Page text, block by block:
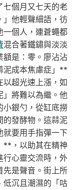
七個月又七天的老
」他輕聲細語，彷
一個人，連蒼蠅都
混合著鐵鏽與淡淡
額是：零。廖沾沾
泥成本焦慮症」**
以超光速上漲，如
」將難以為繼。他
小銀勺，從缸底撈
的發酵物。這蒜泥
就要用手指彈一下
**，以助其在精神
行心靈交流時，外
先是聲音。街上所
低沉且潮濕的「咕